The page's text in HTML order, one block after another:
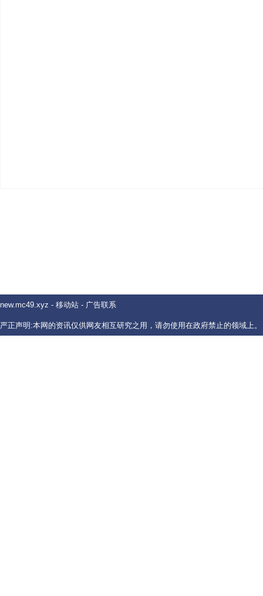
new.mc49.xyz - 移动站 - 广告联系
严正声明:本网的资讯仅供网友相互研究之用，请勿使用在政府禁止的领域上。